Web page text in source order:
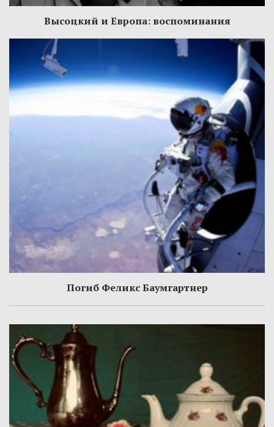
Высоцкий и Европа: воспоминания
Погиб Феликс Баумгартнер